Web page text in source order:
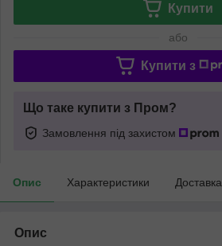
Купити
або
Купити з
Що таке купити з Пром?
Замовлення під захистом
Опис Характеристики Доставка
Опис